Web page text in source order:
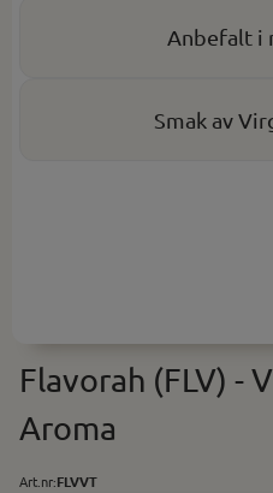
Anbefalt i
Smak av
Flavorah (FLV) -
Aroma
Art.nr:FLVVT